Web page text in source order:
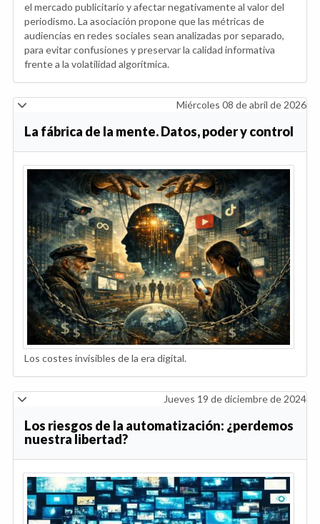
el mercado publicitario y afectar negativamente al valor del
periodismo. La asociación propone que las métricas de
audiencias en redes sociales sean analizadas por separado,
para evitar confusiones y preservar la calidad informativa
frente a la volatilidad algorítmica.
Miércoles 08 de abril de 2026
La fábrica de la mente. Datos, poder y control
Los costes invisibles de la era digital.
Jueves 19 de diciembre de 2024
Los riesgos de la automatización: ¿perdemos
nuestra libertad?